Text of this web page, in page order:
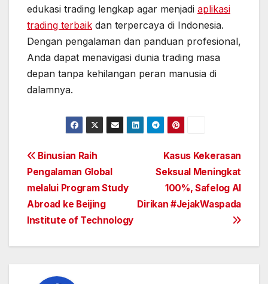
edukasi trading lengkap agar menjadi aplikasi
trading terbaik dan terpercaya di Indonesia.
Dengan pengalaman dan panduan profesional,
Anda dapat menavigasi dunia trading masa
depan tanpa kehilangan peran manusia di
dalamnya.
Post
navigation
Kasus Kekerasan
Seksual Meningkat
100%, Safelog AI
Dirikan #JejakWaspada
Binusian Raih
Pengalaman Global
melalui Program Study
Abroad ke Beijing
Institute of Technology